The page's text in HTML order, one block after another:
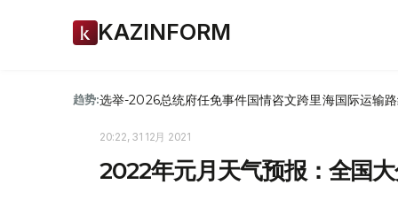
KAZINFORM
趋势:选举-2026总统府任免事件国情咨文跨里海国际运输
20:22, 31 12月 2021
2022年元月天气预报：全国